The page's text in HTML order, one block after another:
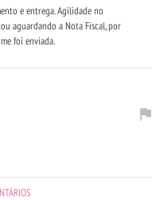
e entrega. Agilidade no
aguardando a Nota Fiscal, por
foi enviada.